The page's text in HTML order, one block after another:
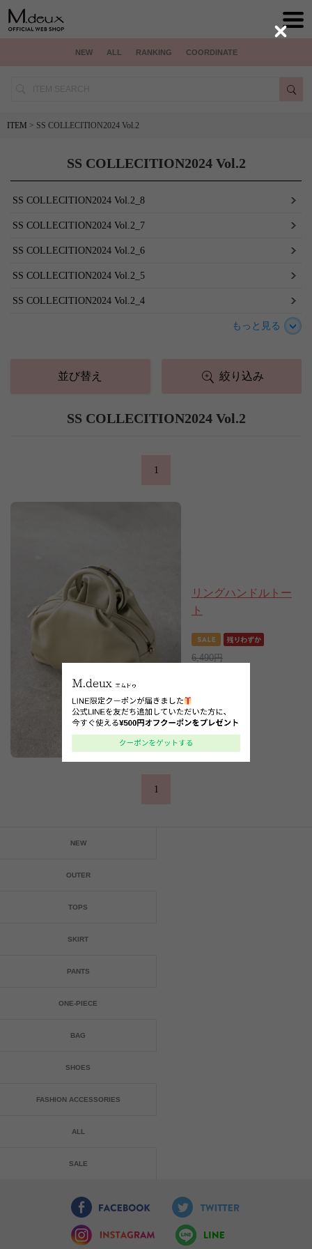
NEW ALL RANKING COORDINATE
ITEM > SS COLLECITION2024 Vol.2
SS COLLECITION2024 Vol.2
SS COLLECITION2024 Vol.2_8
SS COLLECITION2024 Vol.2_7
SS COLLECITION2024 Vol.2_6
SS COLLECITION2024 Vol.2_5
SS COLLECITION2024 Vol.2_4
もっと見る
並び替え 絞り込み
SS COLLECITION2024 Vol.2
1
リングハンドルトー
ト
6,490円
1
NEW
OUTER
TOPS
SKIRT
PANTS
ONE-PIECE
BAG
SHOES
FASHION ACCESSORIES
ALL
SALE
Close